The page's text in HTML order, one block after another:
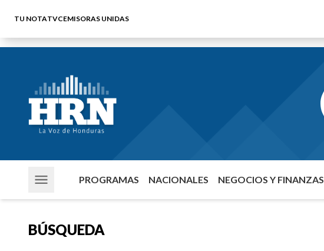
TU NOTATVCEMISORAS UNIDAS
PROGRAMAS NACIONALES NEGOCIOS Y FINANZAS
BÚSQUEDA